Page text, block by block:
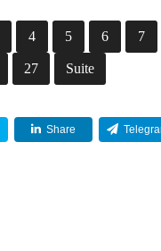
4 5 6 7
27 Suite
Share